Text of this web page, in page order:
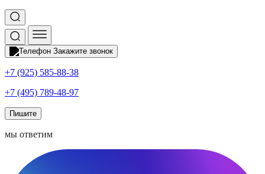
Закажите звонок
+7 (925) 585-88-38
+7 (495) 789-48-97
Пишите
мы ответим